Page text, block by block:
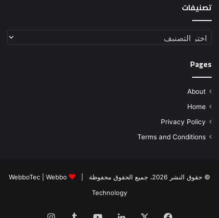
تصنيفات
تصنيفات
Pages
About
Home
Privacy Policy
Terms and Conditions
© حقوق النشر 2026، جميع الحقوق محفوظة | WebboTec
Webbo
Technology